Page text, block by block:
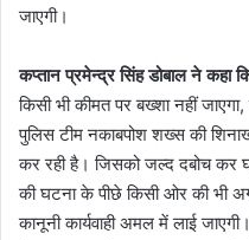
जाएगी।
कप्तान प्रमेन्द्र सिंह डोबाल ने कहा
किसी भी कीमत पर बख्शा नहीं
पुलिस टीम नकाबपोश शख्स की
कर रही है। जिसको जल्द दबोच कर
की घटना के पीछे किसी ओर की भी
कानूनी कार्यवाही अमल में लाई